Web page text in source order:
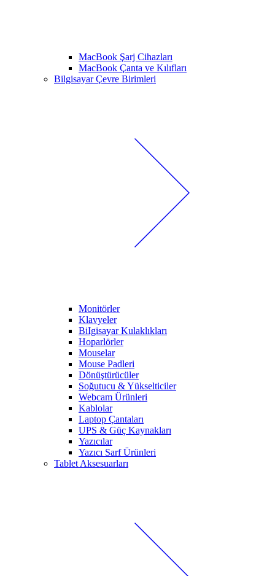
MacBook Şarj Cihazları
MacBook Çanta ve Kılıfları
Bilgisayar Çevre Birimleri
Monitörler
Klavyeler
BiIgisayar Kulaklıkları
Hoparlörler
Mouselar
Mouse Padleri
Dönüştürücüler
Soğutucu & Yükselticiler
Webcam Ürünleri
Kablolar
Laptop Çantaları
UPS & Güç Kaynakları
Yazıcılar
Yazıcı Sarf Ürünleri
Tablet Aksesuarları